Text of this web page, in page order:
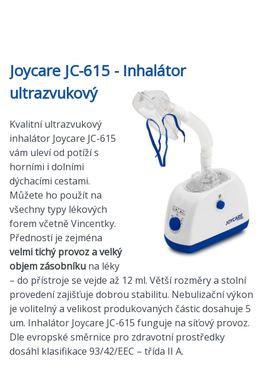
Joycare JC-615 - Inhalátor
ultrazvukový
Kvalitní ultrazvukový
inhalátor Joycare JC-615
vám uleví od potíží s
horními i dolními
dýchacími cestami.
Můžete ho použít na
všechny typy lékových
forem včetně Vincentky.
Předností je zejména
velmi tichý provoz a velký
objem zásobníku na léky
– do přístroje se vejde až 12 ml. Větší rozměry a stolní
provedení zajišťuje dobrou stabilitu. Nebulizační výkon
je volitelný a velikost produkovaných částic dosahuje 5
um. Inhalátor Joycare JC-615 funguje na síťový provoz.
Dle evropské směrnice pro zdravotní prostředky
dosáhl klasifikace 93/42/EEC – třída II A.